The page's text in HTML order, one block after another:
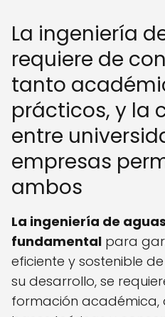
La ingeniería
requiere de
tanto
prácticos, y la
entre
empresas
ambos
La ingeniería de
fundamental para
eficiente y sostenible
su desarrollo, se
formación académica,